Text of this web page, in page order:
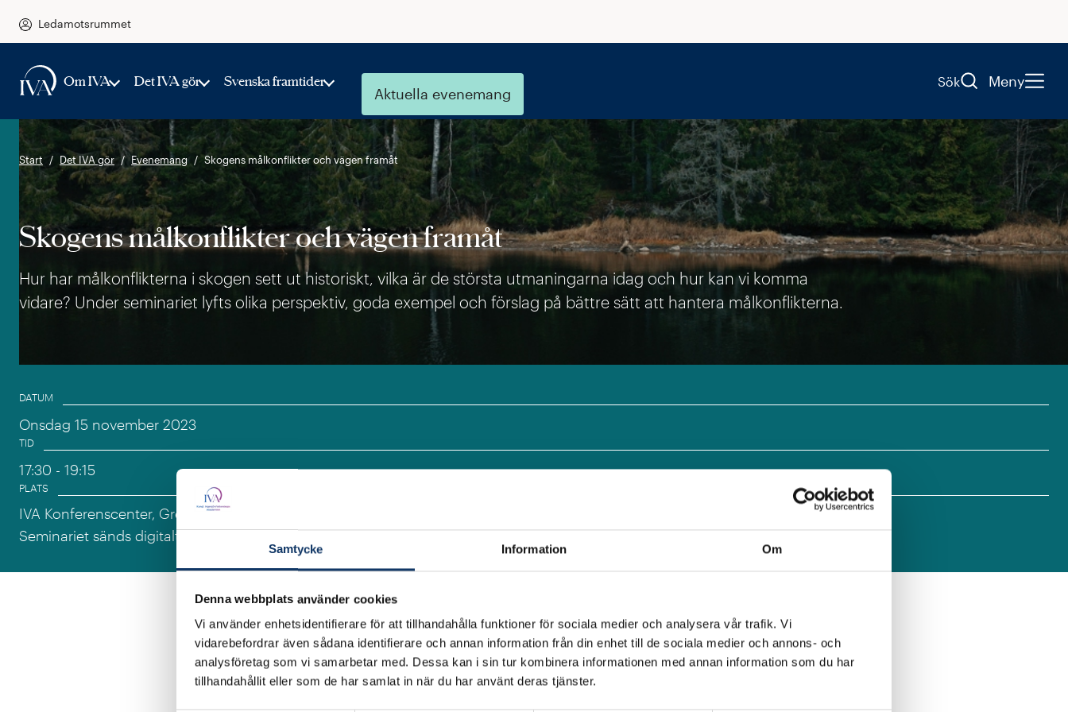
Samtycke Information Om
Denna webbplats använder cookies
Vi använder enhetsidentifierare för att tillhandahålla funktioner för sociala medier och analysera vår trafik. Vi
vidarebefordrar även sådana identifierare och annan information från din enhet till de sociala medier och annons- och
analysföretag som vi samarbetar med. Dessa kan i sin tur kombinera informationen med annan information som du har
tillhandahållit eller som de har samlat in när du har använt deras tjänster.
Ledamotsrummet
Om IVA Det IVA gör Svenska framtider
Aktuella evenemang
Sök Meny
Start Det IVA gör Evenemang Skogens målkonflikter och vägen framåt
Skogens målkonflikter och vägen framåt
Hur har målkonflikterna i skogen sett ut historiskt, vilka är de största utmaningarna idag och hur kan vi komma
vidare? Under seminariet lyfts olika perspektiv, goda exempel och förslag på bättre sätt att hantera målkonflikterna.
Event information
DATUM
Onsdag 15 november 2023
TID
17:30 - 19:15
PLATS
IVA Konferenscenter, Grev Turegatan 16, Stockholm
Seminariet sänds digitalt.
Välkomna till ett seminarium där vi fördjupar oss i målkonflikter kopplat till skogen och framför allt
diskuterar lösningar och nya sätt att hantera konflikterna.